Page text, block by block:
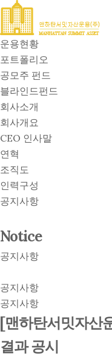
운용현황
포트폴리오
공모주 펀드
블라인드펀드
회사소개
회사개요
CEO 인사말
연혁
조직도
인력구성
공지사항
Notice
공지사항
공지사항
공지사항
[맨하탄서밋자산
결과 공시